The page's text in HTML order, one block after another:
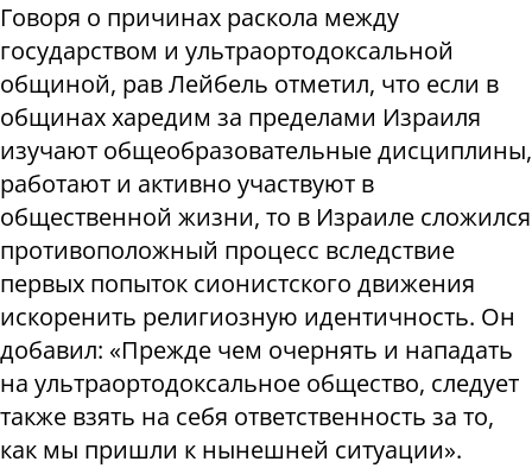
Говоря о причинах раскола между
государством и ультраортодоксальной
общиной, рав Лейбель отметил, что если в
общинах харедим за пределами Израиля
изучают общеобразовательные дисциплины,
работают и активно участвуют в
общественной жизни, то в Израиле сложился
противоположный процесс вследствие
первых попыток сионистского движения
искоренить религиозную идентичность. Он
добавил: «Прежде чем очернять и нападать
на ультраортодоксальное общество, следует
также взять на себя ответственность за то,
как мы пришли к нынешней ситуации».